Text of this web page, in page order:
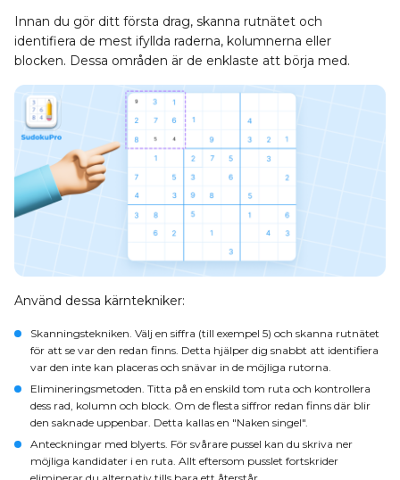
Innan du gör ditt första drag, skanna rutnätet och
identifiera de mest ifyllda raderna, kolumnerna eller
blocken. Dessa områden är de enklaste att börja med.
Använd dessa kärntekniker:
Skanningstekniken. Välj en siffra (till exempel 5) och skanna rutnätet
för att se var den redan finns. Detta hjälper dig snabbt att identifiera
var den inte kan placeras och snävar in de möjliga rutorna.
Elimineringsmetoden. Titta på en enskild tom ruta och kontrollera
dess rad, kolumn och block. Om de flesta siffror redan finns där blir
den saknade uppenbar. Detta kallas en "Naken singel".
Anteckningar med blyerts. För svårare pussel kan du skriva ner
möjliga kandidater i en ruta. Allt eftersom pusslet fortskrider